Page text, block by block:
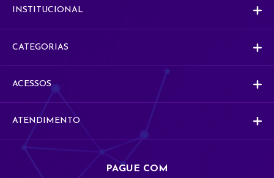
INSTITUCIONAL
CATEGORIAS
ACESSOS
ATENDIMENTO
PAGUE COM
Vendas